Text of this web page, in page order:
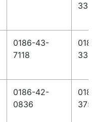
3310
0186-43-
7118
3312
0186-42-
0836